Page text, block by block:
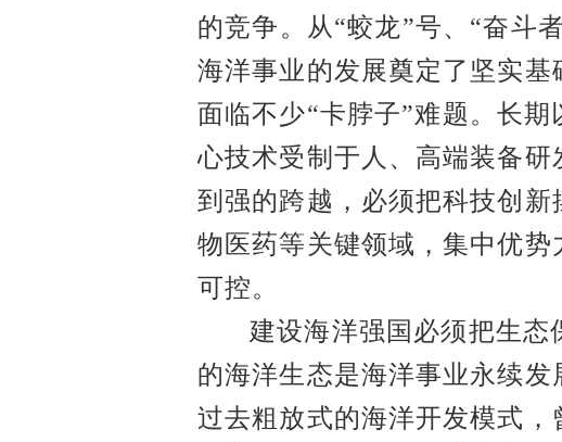
的竞争。从“蛟龙”号、“奋斗
海洋事业的发展奠定了坚实
面临不少“卡脖子”难题。长
心技术受制于人、高端装备
到强的跨越，必须把科技创
物医药等关键领域，集中优
可控。
建设海洋强国必须把生态
的海洋生态是海洋事业永续发
过去粗放式的海洋开发模式